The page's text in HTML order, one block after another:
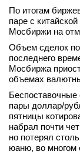
По итогам
паре с
Мосбиржи на
Объем сделок
последнего
Мосбиржа
объемах
пары доллар/
пятницы
набрал почти
но потерял
юаню, во многом